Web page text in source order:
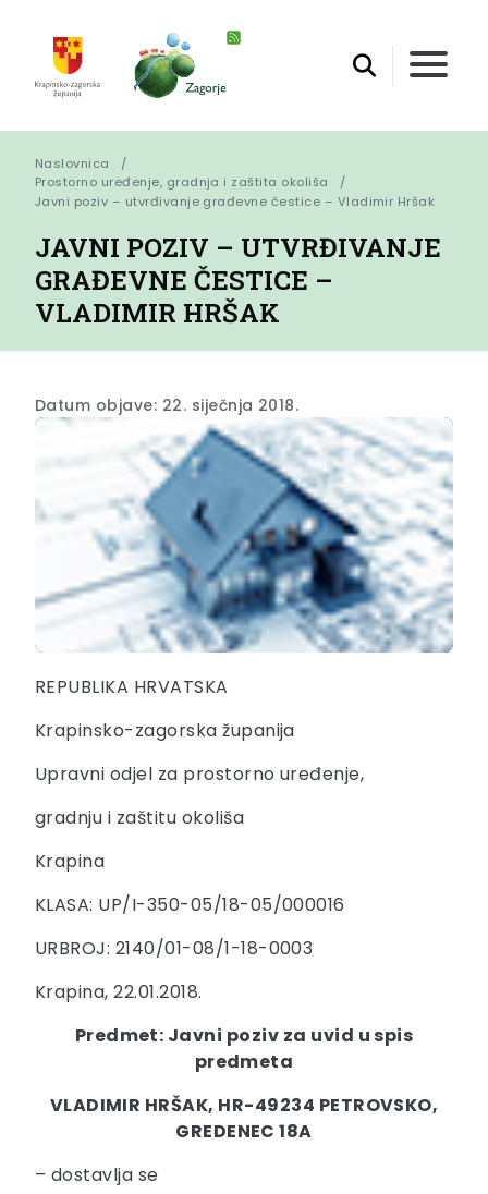
Naslovnica
Prostorno uređenje, gradnja i zaštita okoliša
Javni poziv – utvrđivanje građevne čestice – Vladimir Hršak
JAVNI POZIV – UTVRĐIVANJE
GRAĐEVNE ČESTICE –
VLADIMIR HRŠAK
Datum objave: 22. siječnja 2018.
REPUBLIKA HRVATSKA
Krapinsko-zagorska županija
Upravni odjel za prostorno uređenje,
gradnju i zaštitu okoliša
Krapina
KLASA: UP/I-350-05/18-05/000016
URBROJ: 2140/01-08/1-18-0003
Krapina, 22.01.2018.
Predmet: Javni poziv za uvid u spis
predmeta
VLADIMIR HRŠAK, HR-49234 PETROVSKO,
GREDENEC 18A
– dostavlja se